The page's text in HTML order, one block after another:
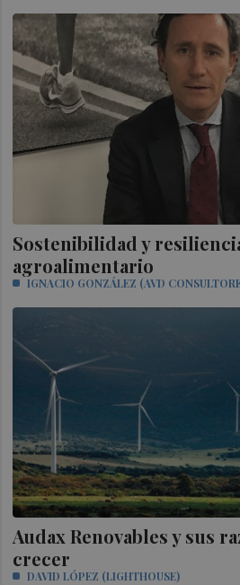
Sostenibilidad y
agroalimentario
IGNACIO GONZÁLEZ (AVD
Audax Renovables y sus
crecer
DAVID LÓPEZ (LIGHTHOUSE)